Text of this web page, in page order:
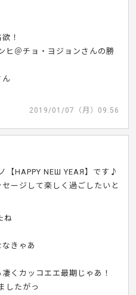
！
＠チョ・ヨジョンさんの勝
ん
2019/01/07（月）09:56
【ΗΑΡΡΥ ΝΕШ ΥΕΑЯ】です♪
ージして楽しく過ごしたいと
ね
きゃあ
くカッコエエ最期じゃあ！
したがっ